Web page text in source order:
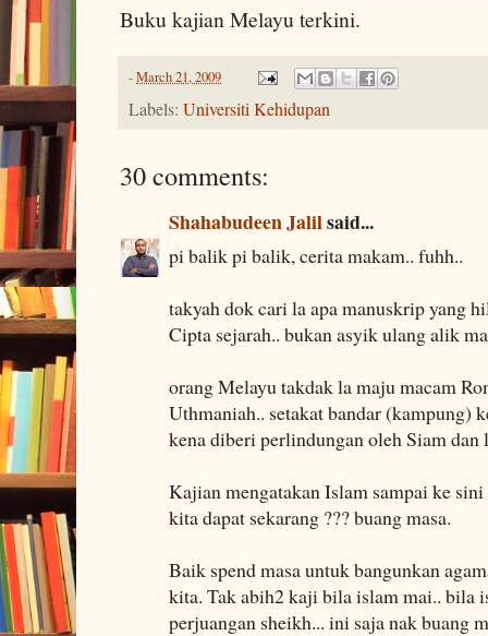
Buku kajian Melayu terkini.
-March 21, 2009
Labels: Universiti Kehidupan
30 comments:
Shahabudeen Jalilsaid...
pi balik pi balik, cerita makam.. fuhh..
takyah dok cari la apa manuskrip yang
Cipta sejarah.. bukan asyik ulang alik
orang Melayu takdak la maju macam
Uthmaniah.. setakat bandar (kampung)
kena diberi perlindungan oleh Siam dan
Kajian mengatakan Islam sampai ke
kita dapat sekarang ??? buang masa.
Baik spend masa untuk bangunkan
kita. Tak abih2 kaji bila islam mai.. bila
perjuangan sheikh... ini saja nak buang